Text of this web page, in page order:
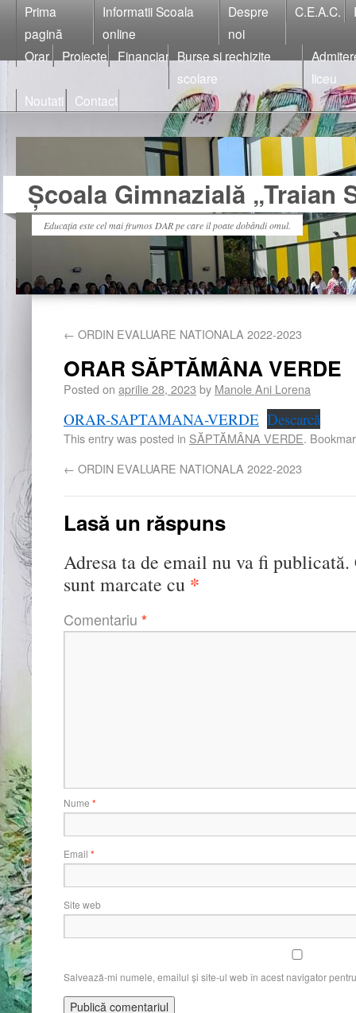
Prima
pagină
Informatii Scoala
online
Despre
noi
C.E.A.C.
Orar Proiecte Financiar Burse si rechizite
scolare
liceu
Noutati
Contact
Școala Gimnazială „Traian
Educația este cel mai frumos DAR pe care il poate dobândi omul.
← ORDIN EVALUARE NATIONALA 2022-2023
ORAR SĂPTĂMÂNA VERDE
Posted on aprilie 28, 2023 by Manole Ani Lorena
ORAR-SAPTAMANA-VERDE Descarcă
This entry was posted in SĂPTĂMÂNA VERDE.
← ORDIN EVALUARE NATIONALA 2022-2023
Lasă un răspuns
Adresa ta de email nu va fi publicată.
sunt marcate cu *
Comentariu *
Nume *
Email *
Site web
Salvează-mi numele, emailul și site-ul web în acest navigator